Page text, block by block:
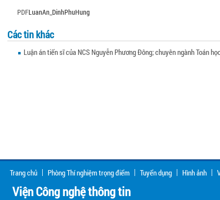
PDFLuanAn_ DinhPhuHung
Các tin khác
Luận án tiến sĩ của NCS Nguyễn Phương Đông; chuyên ngành Toán
Trang chủ Phòng Thí nghiệm trọng điểm Tuyển dụng Hình ảnh
Viện Công nghệ thông tin